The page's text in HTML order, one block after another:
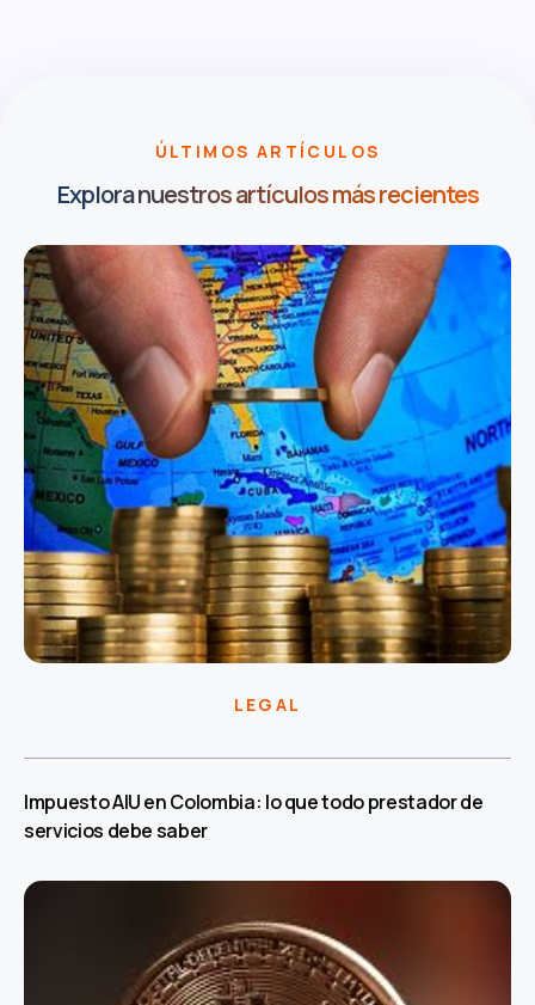
ÚLTIMOS ARTÍCULOS
Explora nuestros artículos más recientes
LEGAL
Impuesto AIU en Colombia: lo que todo prestador de
servicios debe saber